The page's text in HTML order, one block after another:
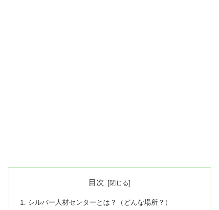
目次
シルバー人材センターとは？（どんな場所？）